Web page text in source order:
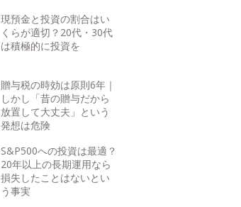
現預金と投資の割合はい
くらが適切？20代・30代
は積極的に投資を
贈与税の時効は原則6年｜
しかし「昔の贈与だから
放置して大丈夫」という
発想は危険
S&P500への投資は最適？
20年以上の長期運用なら
損失したことはないとい
う事実